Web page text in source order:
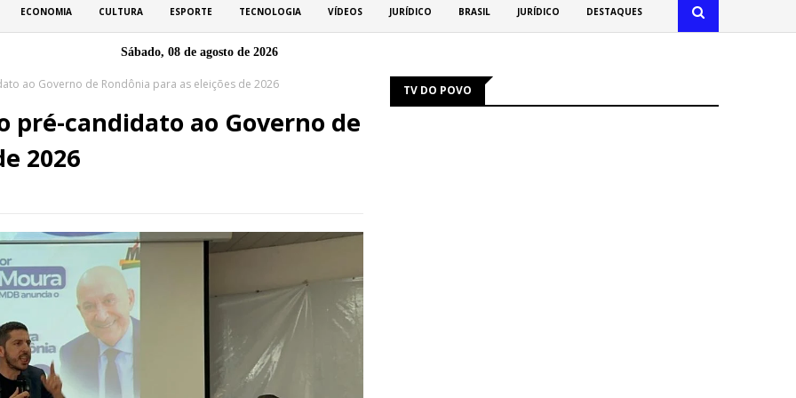
ECONOMIA CULTURA ESPORTE TECNOLOGIA VÍDEOS JURÍDICO BRASIL JURÍDICO DESTAQUES
Sábado, 08 de agosto de 2026
ao Governo de Rondônia para as eleições de 2026
pré-candidato ao Governo de
2026
TV DO POVO